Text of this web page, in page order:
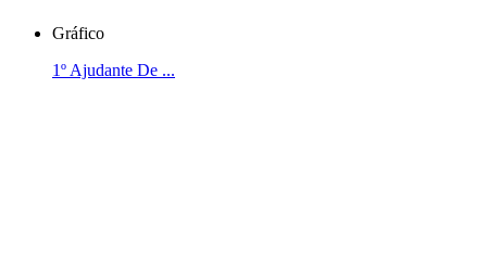
Gráfico
1º Ajudante De ...